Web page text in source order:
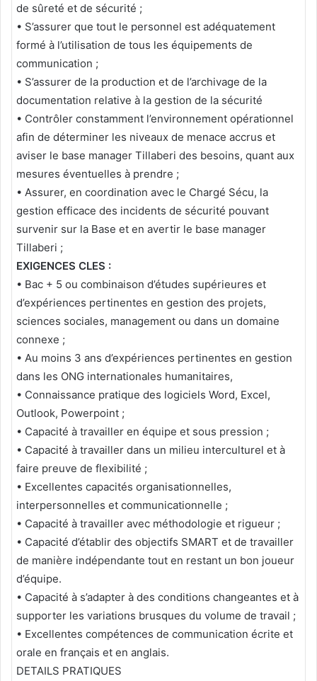
de sûreté et de sécurité ;
• S’assurer que tout le personnel est adéquatement
formé à l’utilisation de tous les équipements de
communication ;
• S’assurer de la production et de l’archivage de la
documentation relative à la gestion de la sécurité
• Contrôler constamment l’environnement opérationnel
afin de déterminer les niveaux de menace accrus et
aviser le base manager Tillaberi des besoins, quant aux
mesures éventuelles à prendre ;
• Assurer, en coordination avec le Chargé Sécu, la
gestion efficace des incidents de sécurité pouvant
survenir sur la Base et en avertir le base manager
Tillaberi ;
EXIGENCES CLES :
• Bac + 5 ou combinaison d’études supérieures et
d’expériences pertinentes en gestion des projets,
sciences sociales, management ou dans un domaine
connexe ;
• Au moins 3 ans d’expériences pertinentes en gestion
dans les ONG internationales humanitaires,
• Connaissance pratique des logiciels Word, Excel,
Outlook, Powerpoint ;
• Capacité à travailler en équipe et sous pression ;
• Capacité à travailler dans un milieu interculturel et à
faire preuve de flexibilité ;
• Excellentes capacités organisationnelles,
interpersonnelles et communicationnelle ;
• Capacité à travailler avec méthodologie et rigueur ;
• Capacité d’établir des objectifs SMART et de travailler
de manière indépendante tout en restant un bon joueur
d’équipe.
• Capacité à s’adapter à des conditions changeantes et à
supporter les variations brusques du volume de travail ;
• Excellentes compétences de communication écrite et
orale en français et en anglais.
DETAILS PRATIQUES